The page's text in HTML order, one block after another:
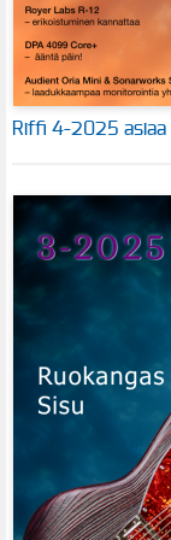
Riffi 4-2025 asiaa